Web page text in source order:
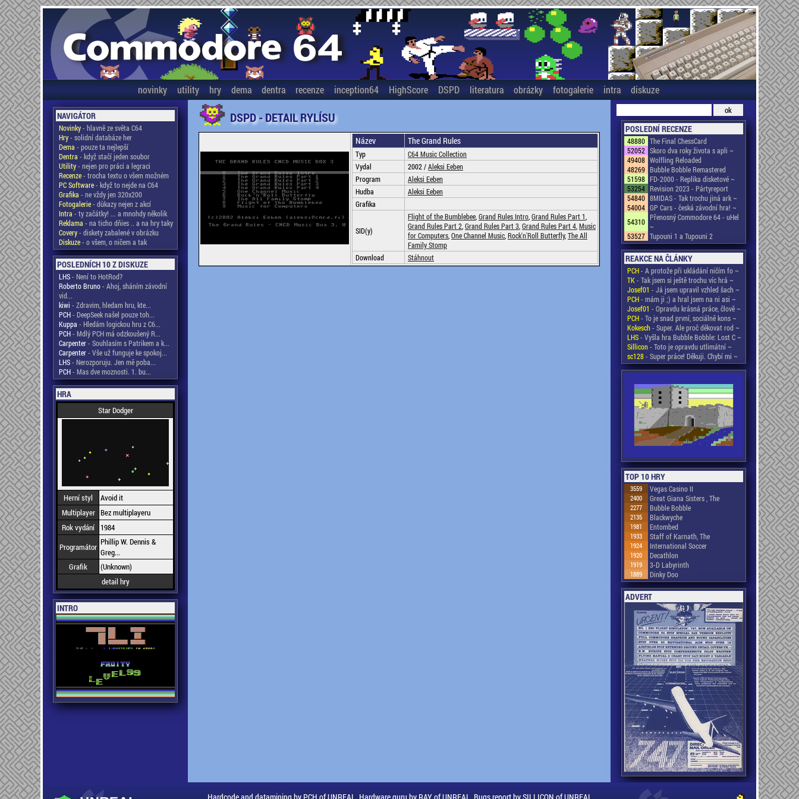
novinky utility hry dema dentra recenze inception64 HighScore DSPD literatura obrázky fotogalerie intra diskuze
NAVIGÁTOR
Novinky- hlavně ze světa C64
Hry- solidní databáze her
Dema - pouze ta nejlepší
Dentra - když stačí jeden soubor
Utility- nejen pro práci a legraci
Recenze- trocha textu o všem možném
PC Software- když to nejde na C64
Grafika - ne vždy jen 320x200
Fotogalerie- důkazy nejen z akcí
Intra - ty začátky! ... a mnohdy několik
Reklama - na ticho dňies .. a na hry taky
Covery- diskety zabalené v obrázku
Diskuze- o všem, o ničem a tak
POSLEDNÍCH 10 Z DISKUZE
LHS- Není to HotRod?
Roberto Bruno- Ahoj, sháním závodní
vid...
kiwi - Zdravim, hledam hru, kte...
PCH- DeepSeek našel pouze toh...
Kuppa - Hledám logickou hru z C6...
PCH- Mdlý PCH má odzkoušený R...
Carpenter- Souhlasím s Patrikem a k...
Carpenter- Vše už funguje ke spokoj...
LHS- Nerozporuju. Jen mě poba...
PCH- Mas dve moznosti. 1. bu...
HRA
Star Dodger
Herní styl
Avoid it
Multiplayer Bez multiplayeru
Rok vydání
1984
Programátor Phillip W. Dennis &
Greg...
Grafik
(Unknown)
detail hry
INTRO
DSPD - DETAIL RYLÍSU
Název The Grand Rules
Typ
C64 Music Collection
Vydal
2002 /Aleksi Eeben
Program
Aleksi Eeben
Hudba
Aleksi Eeben
Grafika
SID(y)
Flight of the Bumblebee Grand Rules Intro Grand Rules Part 1
Grand Rules Part 2 Grand Rules Part 3 Grand Rules Part 4 Music
for Computers One Channel Music Rock'n'Roll Butterfly, The All
Family Stomp
Download
Stáhnout
POSLEDNÍ RECENZE
48880 The Final ChessCard
52052 Skoro dva roky života s apli ~
49408 Wolfling Reloaded
48269 Bubble Bobble Remastered
51598 FD-2000 - Replika disketové ~
53254 Revision 2023 - Pártyreport
54840 8MIDAS - Tak trochu jiná ark ~
54004 GP Cars - česká závodní hra! ~
54310 Přenosný Commodore 64 - uHel
~
53527 Tupouni 1 a Tupouni 2
REAKCE NA ČLÁNKY
PCH- A protože při ukládání ničím fo ~
TK- Tak jsem si ještě trochu víc hrá ~
Josef01 - Já jsem upravil vzhled šach ~
PCH- mám ji ;) a hral jsem na ni asi ~
Josef01 - Opravdu krásná práce, člově ~
PCH- To je snad první, sociálně kons ~
Kokesch- Super. Ale proč děkovat rod ~
LHS- Vyšla hra Bubble Bobble: Lost C ~
Sillicon- Toto je opravdu utlimátní ~
sc128- Super práce! Děkuji. Chybí mi ~
TOP 10 HRY
3559 Vegas Casino II
2400 Great Giana Sisters , The
2277 Bubble Bobble
2135 Blackwyche
1981 Entombed
1933 Staff of Karnath, The
1924 International Soccer
1920 Decathlon
1919 3-D Labyrinth
1889 Dinky Doo
ADVERT